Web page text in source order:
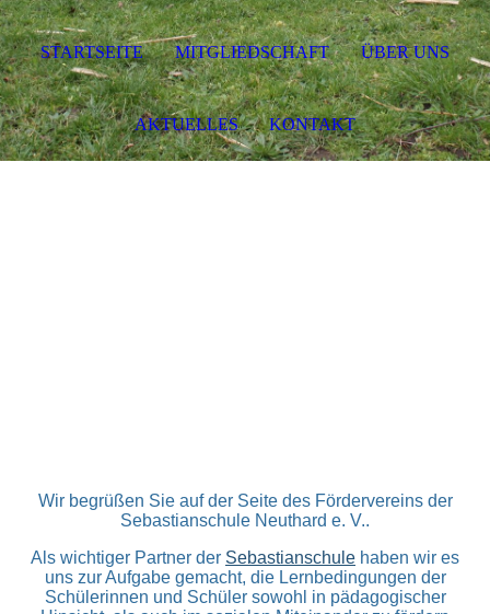
Wir begrüßen Sie auf der Seite des Fördervereins der
Sebastianschule Neuthard e. V..
Als wichtiger Partner der Sebastianschule haben wir es
uns zur Aufgabe gemacht, die Lernbedingungen der
Schülerinnen und Schüler sowohl in pädagogischer
STARTSEITE MITGLIEDSCHAFT ÜBER UNS
AKTUELLES KONTAKT